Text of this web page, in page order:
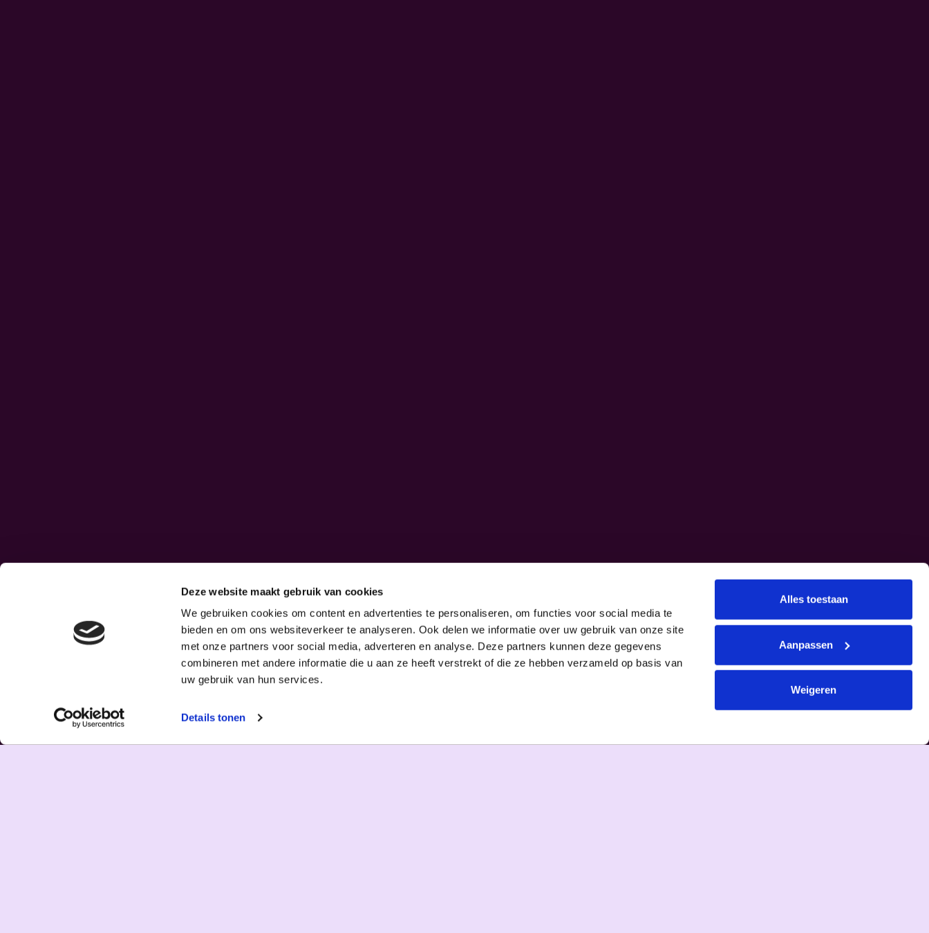
Deze website maakt gebruik van cookies
We gebruiken cookies om content en advertenties te personaliseren, om functies voor social media te
bieden en om ons websiteverkeer te analyseren. Ook delen we informatie over uw gebruik van onze site
met onze partners voor social media, adverteren en analyse. Deze partners kunnen deze gegevens
combineren met andere informatie die u aan ze heeft verstrekt of die ze hebben verzameld op basis van
uw gebruik van hun services.
Details tonen
Alles toestaan
Aanpassen
Weigeren